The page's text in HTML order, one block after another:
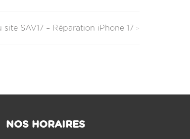
site SAV17 – Réparation iPhone 17
NOS HORAIRES